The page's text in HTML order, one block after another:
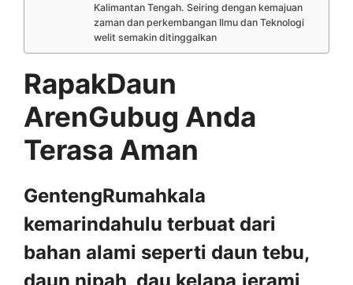
Kalimantan Tengah. Seiring dengan kemajuan
zaman dan perkembangan Ilmu dan Teknologi
welit semakin ditinggalkan
RapakDaun
ArenGubug Anda
Terasa Aman
GentengRumahkala
kemarindahulu terbuat dari
bahan alami seperti daun tebu,
daun nipah, dau kelapa,jerami